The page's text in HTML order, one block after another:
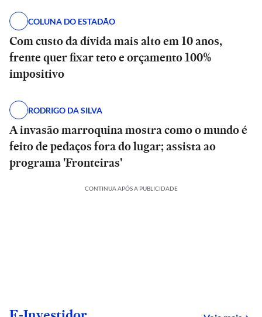
COLUNA DO ESTADÃO
Com custo da dívida mais alto em 10 anos,
frente quer fixar teto e orçamento 100%
impositivo
RODRIGO DA SILVA
A invasão marroquina mostra como o mundo é
feito de pedaços fora do lugar; assista ao
programa 'Fronteiras'
CONTINUA APÓS A PUBLICIDADE